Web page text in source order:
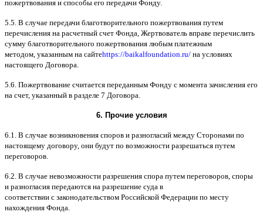
пожертвования и способы его передачи Фонду.
5.5. B случае передачи благотворительного пожертвования путем
перечисления на расчетный счет Фонда Жертвователь вправе перечислить
сумму благотворительного пожертвования любым платежным
методом указанным на сайтеhttps://baikalfoundation.ru/ на условиях
настоящего Договора
5.6. Пожертвование считается переданным Фонду с момента зачисления его
на счет, указанный в разделе 7 Договора
6. Прочие условия
6.1. B случае возникновения споров и разногласий между Сторонами по
настоящему договору, они будут по возможности разрешаться путем
переговоров
6.2. B случае невозможности разрешения спора путем переговоров споры
и разногласия передаются на разрешение суда в
соответствии c законодательством Российской Федерации по месту
нахождения Фонда